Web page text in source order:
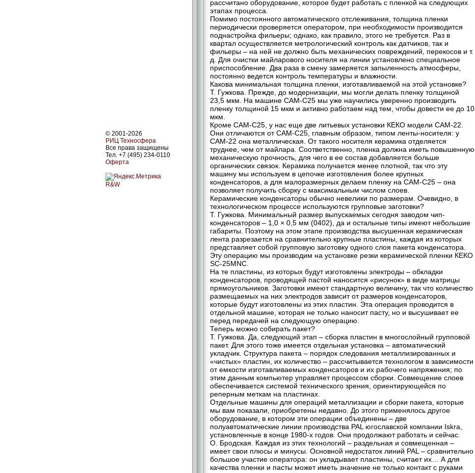
© 2001-2026
РИЦ Техносфера
Все права защищены
Тел. +7 (495) 234-0110
Оферта
R&W
рассчитано оборудование, которое будет работать с пленкой на следующих
этапах процесса.
Помимо постоянного автоматического отслеживания, толщина пленки
периодически проверяется оператором, при необходимости производится
поднастройка фильеры; однако, как правило, этого не требуется. Раз в
квартал осуществляется метрологический контроль как датчиков, так и
фильеры – на ней не должно быть механических повреждений, перекосов и т.
д. Для очистки майларового носителя на линии установлено специальное
приспособление. Два раза в смену замеряется запыленность атмосферы,
постоянно ведется контроль температуры и влажности.
Какова минимальная толщина пленки, изготавливаемой на этой установке?
Т. Гужкова. Прежде, до модернизации, мы могли делать пленку толщиной
23,5 мкм. На машине САМ-С25 мы уже научились уверенно производить
пленку толщиной 15 мкм и активно работаем над тем, чтобы довести ее до 10
мкм.
Кроме САМ-С25, у нас еще две литьевых установки КЕКО модели САМ-22.
Они отличаются от САМ-С25, главным образом, типом ленты-носителя: у
САМ-22 она металлическая. От такого носителя керамика отделяется
труднее, чем от майлара. Соответственно, пленка должна иметь повышенную
механическую прочность, для чего в ее состав добавляется больше
органических связок. Керамика получается менее плотной, так что эту
машину мы используем в цепочке изготовления более крупных
конденсаторов, а для малоразмерных делаем пленку на САМ-С25 – она
позволяет получить сборку с максимальным числом слоев.
Керамические конденсаторы обычно невелики по размерам. Очевидно, в
технологическом процессе используются групповые заготовки?
Т. Гужкова. Минимальный размер выпускаемых сегодня заводом чип-
конденсаторов – 1,0 × 0,5 мм (0402), да и остальные типы имеют небольшие
габариты. Поэтому на этом этапе производства высушенная керамическая
лента разрезается на сравнительно крупные пластины, каждая из которых
представляет собой групповую заготовку одного слоя пакета конденсатора.
Эту операцию мы производим на установке резки керамической пленки КЕКО
SC-25MNC.
На те пластины, из которых будут изготовлены электроды – обкладки
конденсаторов, проводящей пастой наносится «рисунок» в виде матрицы
прямоугольников. Заготовки имеют стандартную величину, так что количество
размещаемых на них электродов зависит от размеров конденсаторов,
которые будут изготовлены из этих пластин. Эта операция проводится в
отдельной машине, которая не только наносит пасту, но и высушивает ее
перед передачей на следующую операцию.
Теперь можно собирать пакет?
Т. Гужкова. Да, следующий этап – сборка пластин в многослойный групповой
пакет. Для этого тоже имеется отдельная установка – автоматический
укладчик. Структура пакета – порядок следования металлизированных и
«чистых» пластин, их количество – рассчитывается технологом в зависимости
от емкости изготавливаемых конденсаторов и их рабочего напряжения; по
этим данным компьютер управляет процессом сборки. Совмещение слоев
обеспечивается системой технического зрения, ориентирующейся по
реперным меткам на пластинах.
Отдельные машины для операций металлизации и сборки пакета, которые
мы вам показали, приобретены недавно. До этого применялось другое
оборудование, в котором эти операции объединены – две
полуавтоматические линии производства PAL югославской компании Iskra,
установленные в конце 1980-х годов. Они продолжают работать и сейчас.
О. Бродская. Каждая из этих технологий – раздельная и совмещенная –
имеет свои плюсы и минусы. Основной недостаток линий PAL – сравнительно
большое участие оператора: он укладывает пластины, считает их… А для
качества пленки и пасты может иметь значение не только контакт с руками